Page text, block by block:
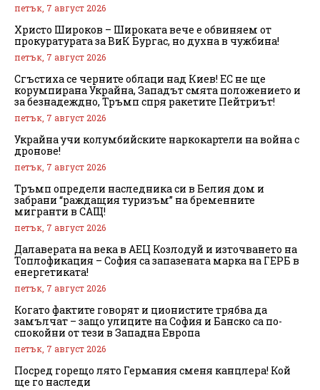
петък, 7 август 2026
Христо Широков – Широката вече е обвиняем от
прокуратурата за ВиК Бургас, но духна в чужбина!
петък, 7 август 2026
Сгъстиха се черните облаци над Киев! ЕС не ще
корумпирана Украйна, Западът смята положението и
за безнадеждно, Тръмп спря ракетите Пейтриът!
петък, 7 август 2026
Украйна учи колумбийските наркокартели на война с
дронове!
петък, 7 август 2026
Тръмп определи наследника си в Белия дом и
забрани “раждащия туризъм” на бременните
мигранти в САЩ!
петък, 7 август 2026
Далаверата на века в АЕЦ Козлодуй и източването на
Топлофикация – София са запазената марка на ГЕРБ в
енергетиката!
петък, 7 август 2026
Когато фактите говорят и ционистите трябва да
замълчат – защо улиците на София и Банско са по-
спокойни от тези в Западна Европа
петък, 7 август 2026
Посред горещо лято Германия сменя канцлера! Кой
ще го наследи